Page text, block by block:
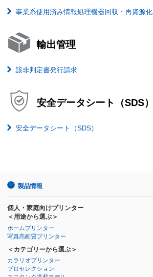
事業系使用済み情報処理機器回収・再資源化
輸出管理
該非判定書発行請求
安全データシート（SDS）
安全データシート（SDS）
製品情報
個人・家庭向けプリンター
＜用途から選ぶ＞
ホームプリンター
写真高画質プリンター
＜カテゴリーから選ぶ＞
カラリオプリンター
プロセレクション